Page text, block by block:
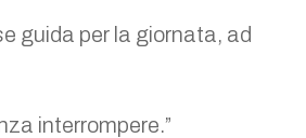
guida per la giornata, ad
interrompere.”